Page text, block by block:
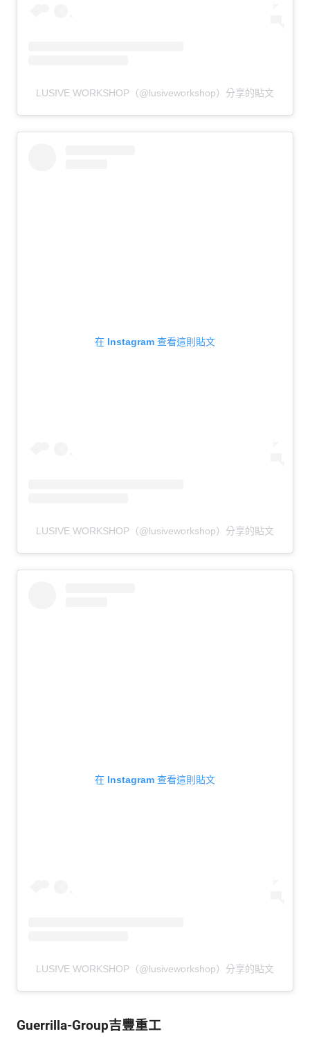
LUSIVE WORKSHOP（@lusiveworkshop）分享的貼文
在 Instagram 查看這則貼文
LUSIVE WORKSHOP（@lusiveworkshop）分享的貼文
在 Instagram 查看這則貼文
LUSIVE WORKSHOP（@lusiveworkshop）分享的貼文
Guerrilla-Group吉豐重工